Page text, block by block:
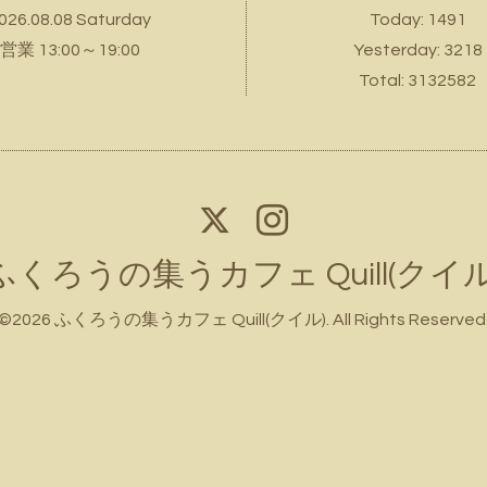
Saturday
営業 13:00～19:00
Today: 1491
Yesterday: 3218
Total: 3132582
くろうの集うカフェ Quill(クイ
ふくろうの集うカフェ Quill(クイル) . All Rights